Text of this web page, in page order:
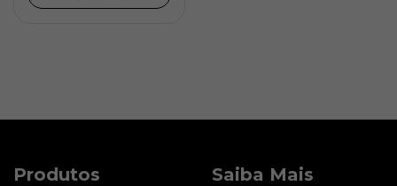
Produtos Saiba Mais